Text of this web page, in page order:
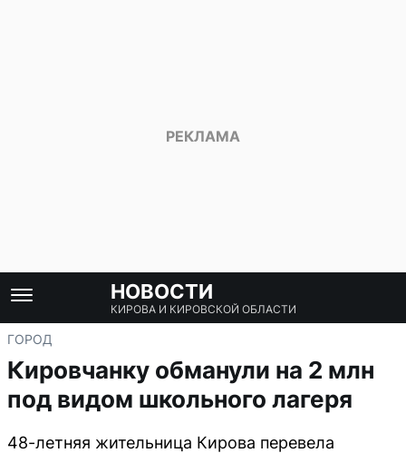
НОВОСТИ
КИРОВА И КИРОВСКОЙ ОБЛАСТИ
ГОРОД
Кировчанку обманули на 2 млн
под видом школьного лагеря
48-летняя жительница Кирова перевела